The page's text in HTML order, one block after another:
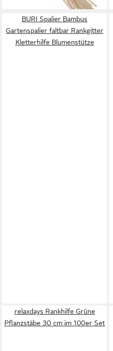
BURI Spalier Bambus
Gartenspalier faltbar Rankgitter
Kletterhilfe Blumenstütze
relaxdays Rankhilfe Grüne
Pflanzstäbe 30 cm im 100er Set